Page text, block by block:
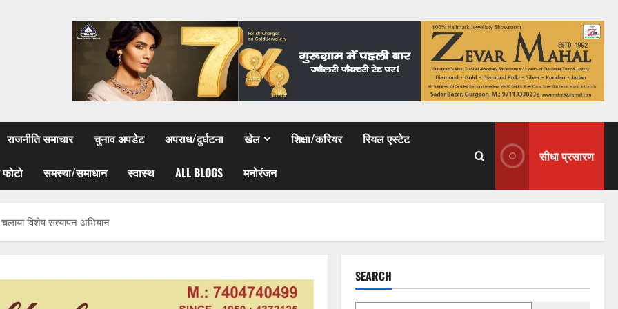
राजनीति समाचार चुनाव अपडेट अपराध/दुर्घटना खेल शिक्षा/करियर रियल एस्टेट
समस्या/समाधान स्वास्थ ALL BLOGS मनोरंजन
सीधा प्रसारण
विशेष सत्यापन अभियान
SEARCH